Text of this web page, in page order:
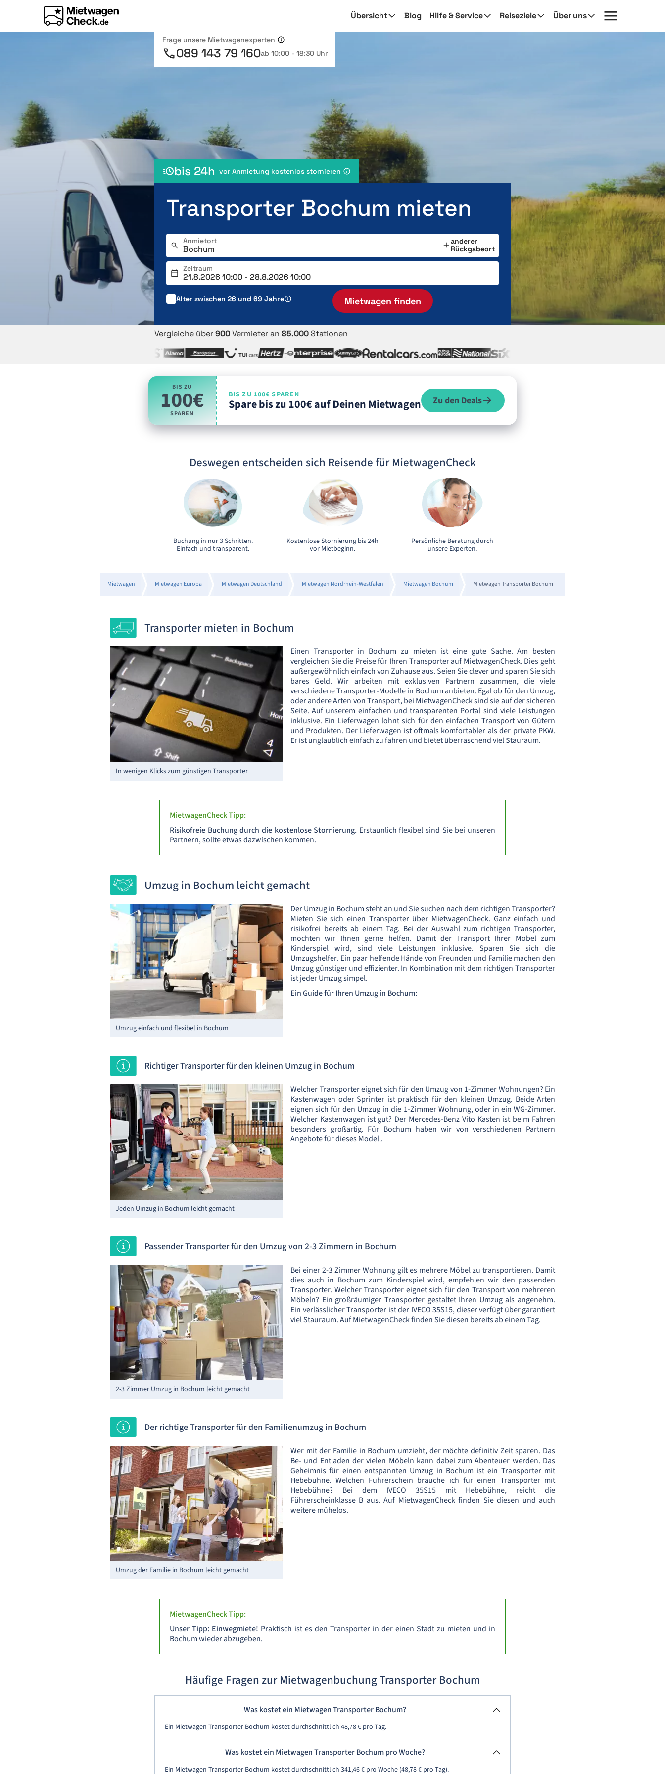
Übersicht Blog Hilfe & Service Reiseziele Über uns
Frage unsere Mietwagenexperten
089 143 79 160ab 10:00 - 18:30 Uhr
bis 24h vor Anmietung kostenlos stornieren
Transporter Bochum mieten
Anmietort
anderer
Rückgabeort
Zeitraum
Alter zwischen 26 und 69 Jahre Mietwagen finden
Vergleiche über900Vermieter an 85.000Stationen
BIS ZU
100€
SPAREN
BIS ZU 100€ SPAREN
Spare bis zu 100€ auf Deinen Mietwagen Zu den Deals
Deswegen entscheiden sich Reisende für MietwagenCheck
Buchung in nur 3 Schritten.
Einfach und transparent.
Kostenlose Stornierung bis 24h
vor Mietbeginn.
Persönliche Beratung durch
unsere Experten.
Mietwagen Mietwagen Europa Mietwagen Deutschland Mietwagen Nordrhein-Westfalen Mietwagen Bochum Mietwagen Transporter Bochum
Transporter mieten in Bochum
In wenigen Klicks zum günstigen Transporter
Einen Transporter in Bochum zu mieten ist eine gute Sache. Am besten
vergleichen Sie die Preise für Ihren Transporter auf MietwagenCheck. Dies geht
außergewöhnlich einfach von Zuhause aus. Seien Sie clever und sparen Sie sich
bares Geld. Wir arbeiten mit exklusiven Partnern zusammen, die viele
verschiedene Transporter-Modelle in Bochum anbieten. Egal ob für den Umzug,
oder andere Arten von Transport, bei MietwagenCheck sind sie auf der sicheren
Seite. Auf unserem einfachen und transparenten Portal sind viele Leistungen
inklusive. Ein Lieferwagen lohnt sich für den einfachen Transport von Gütern
und Produkten. Der Lieferwagen ist oftmals komfortabler als der private PKW.
Er ist unglaublich einfach zu fahren und bietet überraschend viel Stauraum.
MietwagenCheck Tipp:
Risikofreie Buchung durch die kostenlose Stornierung. Erstaunlich flexibel sind Sie bei unseren
Partnern, sollte etwas dazwischen kommen.
Umzug in Bochum leicht gemacht
Umzug einfach und flexibel in Bochum
Der Umzug in Bochum steht an und Sie suchen nach dem richtigen Transporter?
Mieten Sie sich einen Transporter über MietwagenCheck. Ganz einfach und
risikofrei bereits ab einem Tag. Bei der Auswahl zum richtigen Transporter,
möchten wir Ihnen gerne helfen. Damit der Transport Ihrer Möbel zum
Kinderspiel wird, sind viele Leistungen inklusive. Sparen Sie sich die
Umzugshelfer. Ein paar helfende Hände von Freunden und Familie machen den
Umzug günstiger und effizienter. In Kombination mit dem richtigen Transporter
ist jeder Umzug simpel.
Ein Guide für Ihren Umzug in Bochum:
Richtiger Transporter für den kleinen Umzug in Bochum
Jeden Umzug in Bochum leicht gemacht
Welcher Transporter eignet sich für den Umzug von 1-Zimmer Wohnungen? Ein
Kastenwagen oder Sprinter ist praktisch für den kleinen Umzug. Beide Arten
eignen sich für den Umzug in die 1-Zimmer Wohnung, oder in ein WG-Zimmer.
Welcher Kastenwagen ist gut? Der Mercedes-Benz Vito Kasten ist beim Fahren
besonders großartig. Für Bochum haben wir von verschiedenen Partnern
Angebote für dieses Modell.
Passender Transporter für den Umzug von 2-3 Zimmern in Bochum
2-3 Zimmer Umzug in Bochum leicht gemacht
Bei einer 2-3 Zimmer Wohnung gilt es mehrere Möbel zu transportieren. Damit
dies auch in Bochum zum Kinderspiel wird, empfehlen wir den passenden
Transporter. Welcher Transporter eignet sich für den Transport von mehreren
Möbeln? Ein großräumiger Transporter gestaltet Ihren Umzug als angenehm.
Ein verlässlicher Transporter ist der IVECO 35S15, dieser verfügt über garantiert
viel Stauraum. Auf MietwagenCheck finden Sie diesen bereits ab einem Tag.
Der richtige Transporter für den Familienumzug in Bochum
Umzug der Familie in Bochum leicht gemacht
Wer mit der Familie in Bochum umzieht, der möchte definitiv Zeit sparen. Das
Be- und Entladen der vielen Möbeln kann dabei zum Abenteuer werden. Das
Geheimnis für einen entspannten Umzug in Bochum ist ein Transporter mit
Hebebühne. Welchen Führerschein brauche ich für einen Transporter mit
Hebebühne? Bei dem IVECO 35S15 mit Hebebühne, reicht die
Führerscheinklasse B aus. Auf MietwagenCheck finden Sie diesen und auch
weitere mühelos.
MietwagenCheck Tipp:
Unser Tipp: Einwegmiete! Praktisch ist es den Transporter in der einen Stadt zu mieten und in
Bochum wieder abzugeben.
Häufige Fragen zur Mietwagenbuchung Transporter Bochum
Was kostet ein Mietwagen Transporter Bochum?
Ein Mietwagen Transporter Bochum kostet durchschnittlich 48,78 € pro Tag.
Was kostet ein Mietwagen Transporter Bochum pro Woche?
Ein Mietwagen Transporter Bochum kostet durchschnittlich 341,46 € pro Woche (48,78 € pro Tag).